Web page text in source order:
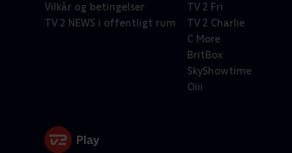
Vilkår og betingelser
TV 2 NEWS i offentligt rum
TV 2 Fri
TV 2 Charlie
C More
BritBox
SkyShowtime
Oiii